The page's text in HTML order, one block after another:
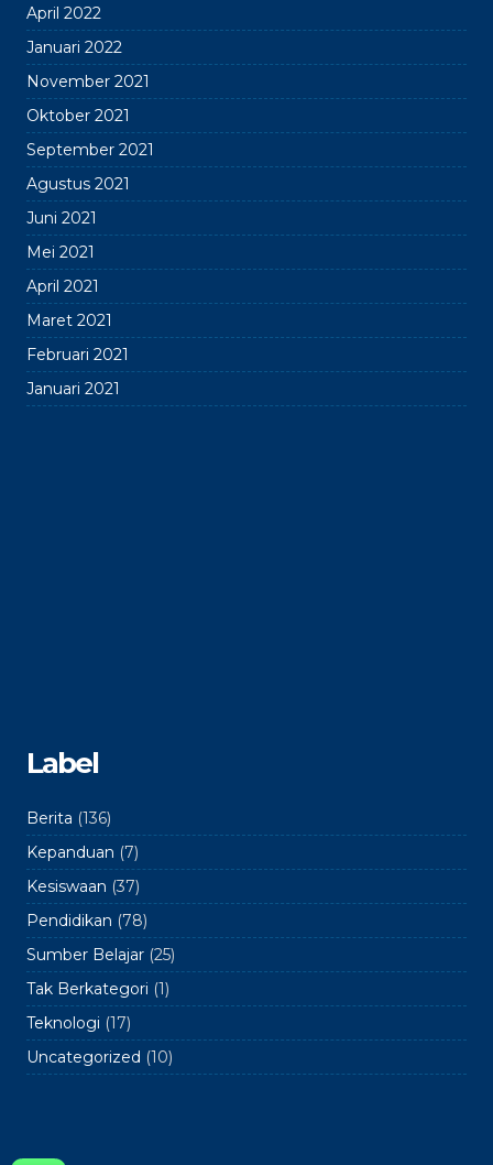
April 2022
Januari 2022
November 2021
Oktober 2021
September 2021
Agustus 2021
Juni 2021
Mei 2021
April 2021
Maret 2021
Februari 2021
Januari 2021
Label
Berita (136)
Kepanduan (7)
Kesiswaan (37)
Pendidikan (78)
Sumber Belajar (25)
Tak Berkategori (1)
Teknologi (17)
Uncategorized (10)